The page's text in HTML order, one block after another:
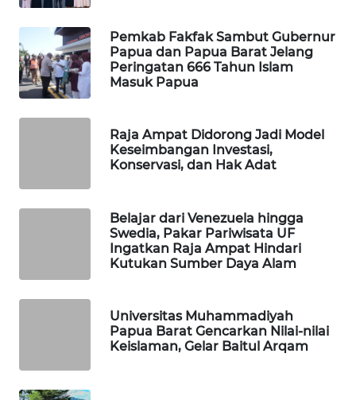
Pemkab Fakfak Sambut Gubernur
Papua dan Papua Barat Jelang
Peringatan 666 Tahun Islam
Masuk Papua
Raja Ampat Didorong Jadi Model
Keseimbangan Investasi,
Konservasi, dan Hak Adat
Belajar dari Venezuela hingga
Swedia, Pakar Pariwisata UF
Ingatkan Raja Ampat Hindari
Kutukan Sumber Daya Alam
Universitas Muhammadiyah
Papua Barat Gencarkan Nilai-nilai
Keislaman, Gelar Baitul Arqam
MKLI
LPKKI
LKKI
ALPERKLINAS
TAMBANG